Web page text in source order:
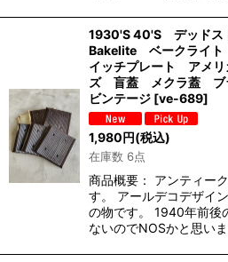
1930'S 40'S デッド
Bakelite ベークライ
イッチプレート アメ
ズ 盲蓋 メクラ蓋 ブ
ビンテージ [ve-689]
1,980円(税込)
在庫数 6点
商品概要： アンティー
す。 アールデコデザイ
の物です。 1940年前後
ないのでNOSかと思い